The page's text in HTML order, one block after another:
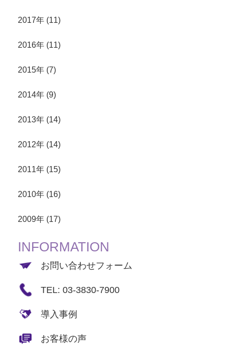
2017年 (11)
2016年 (11)
2015年 (7)
2014年 (9)
2013年 (14)
2012年 (14)
2011年 (15)
2010年 (16)
2009年 (17)
INFORMATION
お問い合わせフォーム
TEL: 03-3830-7900
導入事例
お客様の声